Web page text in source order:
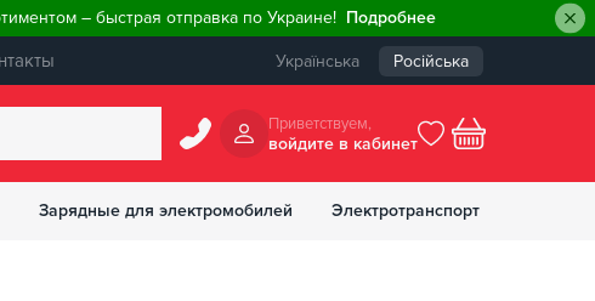
– быстрая отправка по Украине! Подробнее
Українська Російська
Приветствуем,
войдите в кабинет
Зарядные для электромобилей Электротранспорт